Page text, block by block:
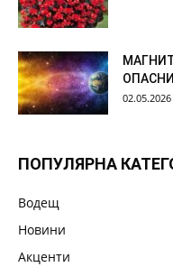
02.05.2026
ПОПУЛЯРНА
Водещ
Новини
Акценти